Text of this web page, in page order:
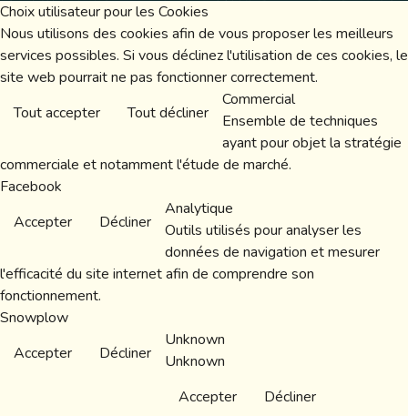
Choix utilisateur pour les Cookies
Nous utilisons des cookies afin de vous proposer les meilleurs
services possibles. Si vous déclinez l'utilisation de ces cookies, le
site web pourrait ne pas fonctionner correctement.
Tout accepter
Tout décliner
Commercial
Ensemble de techniques
ayant pour objet la stratégie
commerciale et notamment l'étude de marché.
Facebook
Accepter
Décliner
Analytique
Outils utilisés pour analyser les
données de navigation et mesurer
l'efficacité du site internet afin de comprendre son
fonctionnement.
Snowplow
Accepter
Décliner
Unknown
Unknown
Accepter
Décliner